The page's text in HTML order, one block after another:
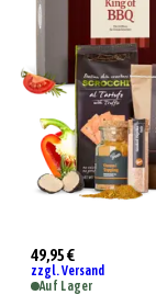
49,95 €
zzgl. Versand
Auf Lager